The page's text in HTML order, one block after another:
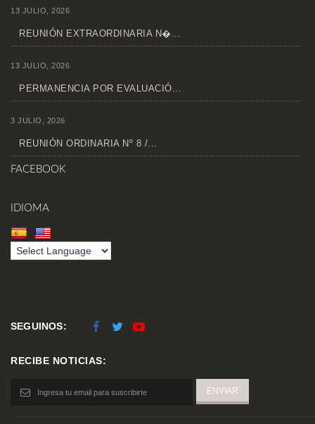
13 JULIO, 2026
REUNIÓN EXTRAORDINARIA N�...
13 JULIO, 2026
PERMANENCIA POR EVALUACIÓ...
3 JULIO, 2026
REUNIÓN ORDINARIA Nº 8 /...
FACEBOOK
IDIOMA
SEGUINOS:
RECIBE NOTICIAS: